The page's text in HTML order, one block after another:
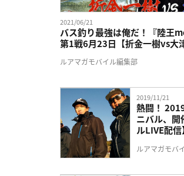
2021/06/21
バス釣り最強は俺だ！『陸王
第1戦6月23日【折金一樹vs大
ルアマガモバイル編集部
2019/11/21
熱闘！
ニバル、
ルLIVE配信】
ルアマガモバ